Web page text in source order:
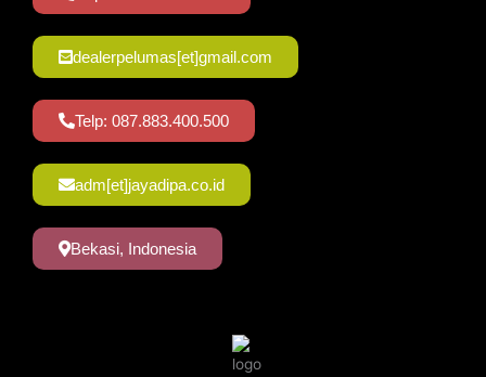
dealerpelumas[et]gmail.com
Telp: 087.883.400.500
adm[et]jayadipa.co.id
Bekasi, Indonesia